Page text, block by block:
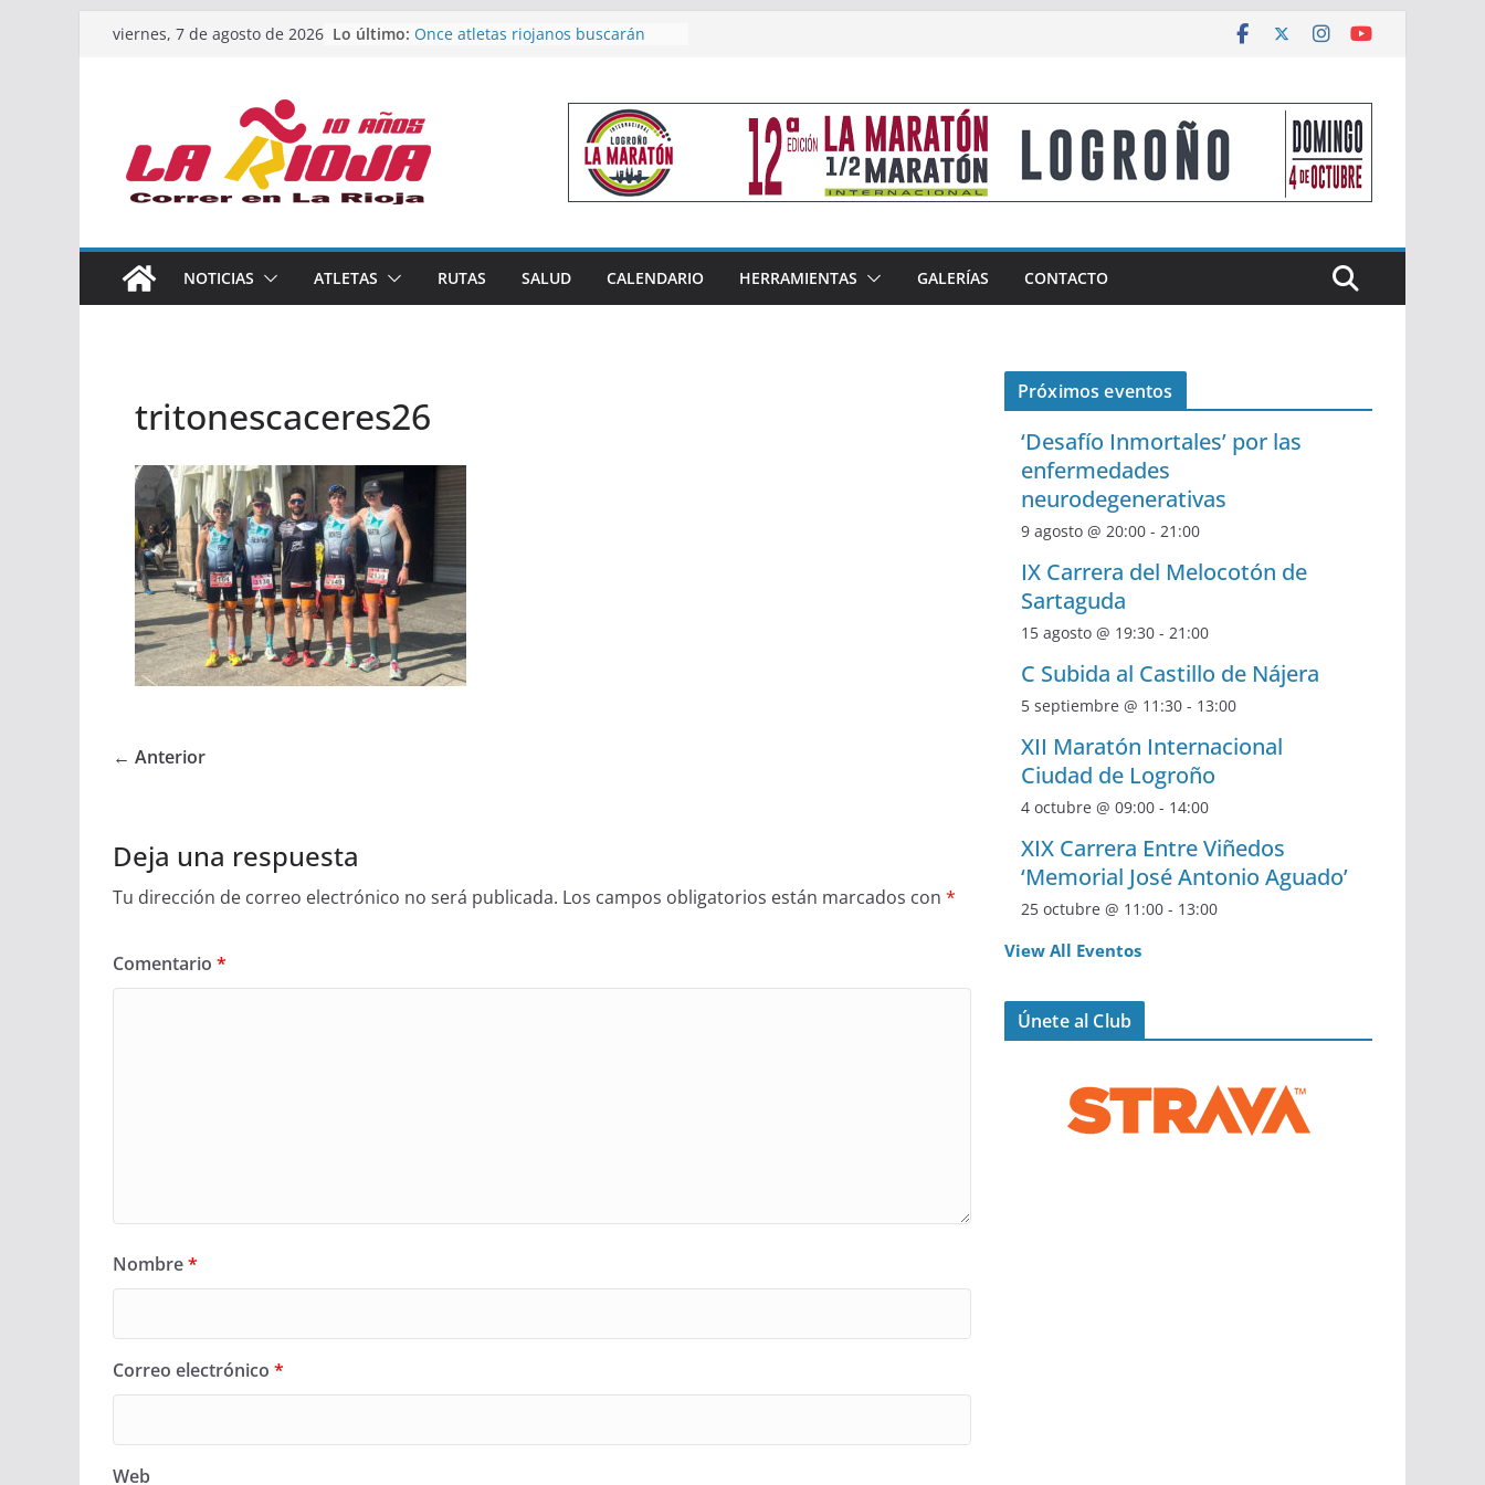
Saltarviernes, 7 de agosto de 2026 Lo último: Once atletas riojanos buscarán
Un bronce en 4×400 y tres puestos
de finalista cierran la participación
riojana en en Nacional de Málaga
El equipo femenino del Tritones
Rioja alcanza el podio nacional de
Acuatlón en Calahorra
España absoluto en Disco
Calahorra acoge este fin de semana
NOTICIAS ATLETAS RUTAS SALUD CALENDARIO HERRAMIENTAS GALERÍAS CONTACTO
tritonescaceres26
← Anterior
Deja una respuesta
Tu dirección de correo electrónico no será publicada. Los campos obligatorios están marcados con *
Comentario *
Nombre*
Correo electrónico *
Web
Próximos eventos
‘Desafío Inmortales’ por las
enfermedades
neurodegenerativas
9 agosto @ 20:00 - 21:00
IX Carrera del Melocotón de
Sartaguda
15 agosto @ 19:30 - 21:00
C Subida al Castillo de Nájera
5 septiembre @ 11:30 - 13:00
XII Maratón Internacional
Ciudad de Logroño
4 octubre @ 09:00 - 14:00
XIX Carrera Entre Viñedos
‘Memorial José Antonio Aguado’
25 octubre @ 11:00 - 13:00
View All Eventos
Únete al Club